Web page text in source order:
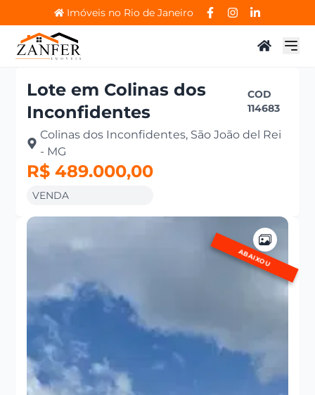
Imóveis no Rio de Janeiro
Lote em Colinas dos
Inconfidentes
COD
114683
Colinas dos Inconfidentes, São João del Rei
- MG
R$ 489.000,00
VENDA
ABAIXOU